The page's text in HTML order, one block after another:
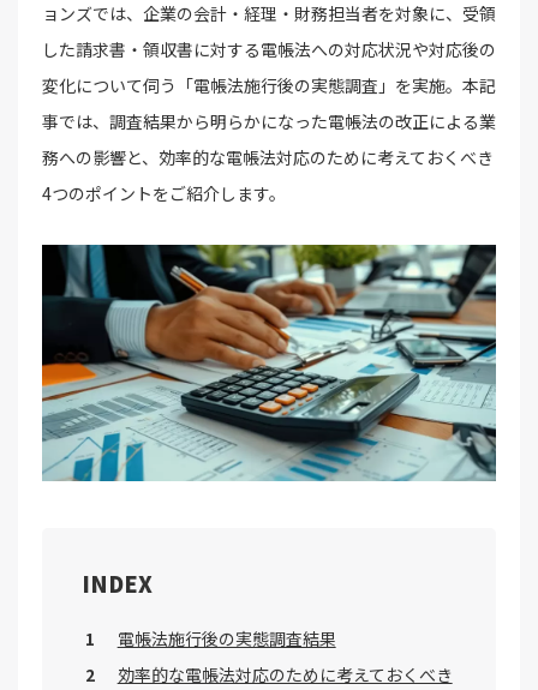
ョンズでは、企業の会計・経理・財務担当者を対象に、受領
した請求書・領収書に対する電帳法への対応状況や対応後の
変化について伺う「電帳法施行後の実態調査」を実施。本記
事では、調査結果から明らかになった電帳法の改正による業
務への影響と、効率的な電帳法対応のために考えておくべき
4つのポイントをご紹介します。
INDEX
電帳法施行後の実態調査結果
効率的な電帳法対応のために考えておくべき